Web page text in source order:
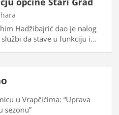
Hadžibajrić dao je nalog
da stave u funkciju i…
u Vrapčićima: “Uprava
sezonu”